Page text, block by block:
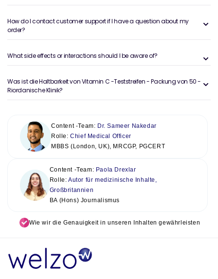
How do I contact customer support if I have a question about my
order?
What side effects or interactions should I be aware of?
Was ist die Haltbarkeit von Vitamin C -Teststreifen - Packung von 50 -
Riordanische Klinik?
Content -Team: Dr. Sameer Nakedar
Rolle:Chief Medical Officer
MBBS (London, UK), MRCGP, PGCERT
Content -Team: Paola Drexlar
Rolle:Autor für medizinische Inhalte,
Großbritannien
BA (Hons) Journalismus
Wie wir die Genauigkeit in unseren Inhalten gewährleisten